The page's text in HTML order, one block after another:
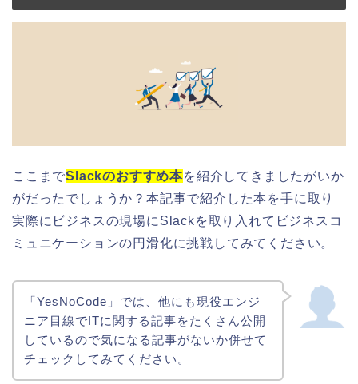
ここまでSlackのおすすめ本を紹介してきましたがいか
がだったでしょうか？本記事で紹介した本を手に取り
実際にビジネスの現場にSlackを取り入れてビジネスコ
ミュニケーションの円滑化に挑戦してみてください。
「YesNoCode」では、他にも現役エンジ
ニア目線でITに関する記事をたくさん公開
しているので気になる記事がないか併せて
チェックしてみてください。